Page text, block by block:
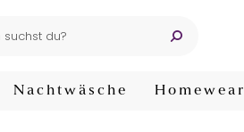
Nachtwäsche Homewear